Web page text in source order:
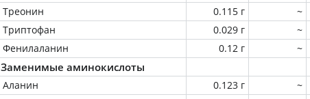
Треонин
0.115 г
~
Триптофан
0.029 г
~
Фенилаланин
0.12 г ~
Заменимые аминокислоты
Аланин 0.123 г
~